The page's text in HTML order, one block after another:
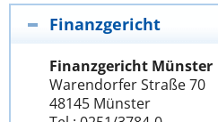
Finanzgericht
Finanzgericht Münster
Warendorfer Straße 70
48145 Münster